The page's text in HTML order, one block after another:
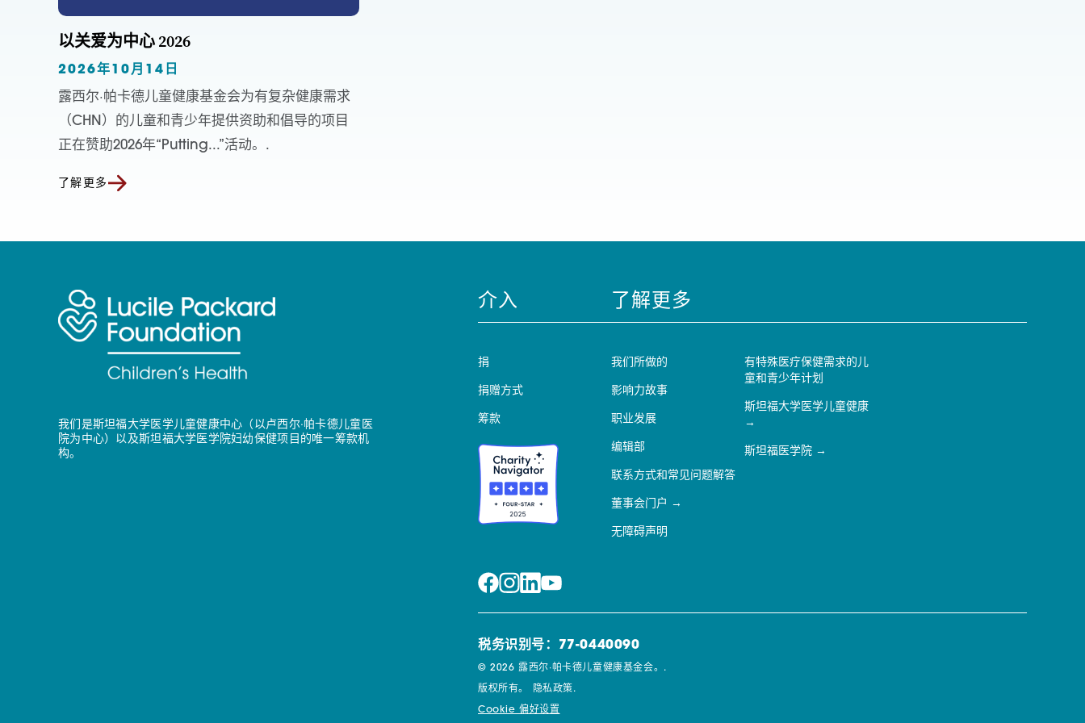
以关爱为中心 2026
2026年10月14日
露西尔·帕卡德儿童健康基金会为有复杂健康需求
（CHN）的儿童和青少年提供资助和倡导的项目
正在赞助2026年“Putting...”活动。.
了解更多
我们是斯坦福大学医学儿童健康中心（以卢西尔·帕卡德儿童医
院为中心）以及斯坦福大学医学院妇幼保健项目的唯一筹款机
构。
介入
捐
捐赠方式
筹款
了解更多
我们所做的
影响力故事
职业发展
编辑部
联系方式和常见问题解答
董事会门户
无障碍声明
有特殊医疗保健需求的儿
童和青少年计划
斯坦福大学医学儿童健康
斯坦福医学院
税务识别号：77-0440090
© 2026 露西尔·帕卡德儿童健康基金会。.
版权所有。 隐私政策.
Cookie 偏好设置